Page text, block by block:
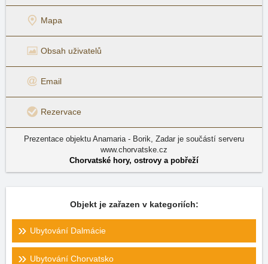
Mapa
Obsah uživatelů
Email
Rezervace
Prezentace objektu Anamaria - Borik, Zadar je součástí serveru
www.chorvatske.cz
Chorvatské hory, ostrovy a pobřeží
Objekt je zařazen v kategoriích:
Ubytování Dalmácie
Ubytování Chorvatsko